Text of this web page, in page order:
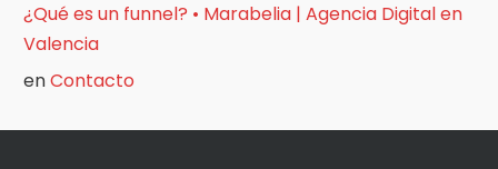
¿Qué es un funnel? • Marabelia | Agencia Digital en
Valencia
enContacto